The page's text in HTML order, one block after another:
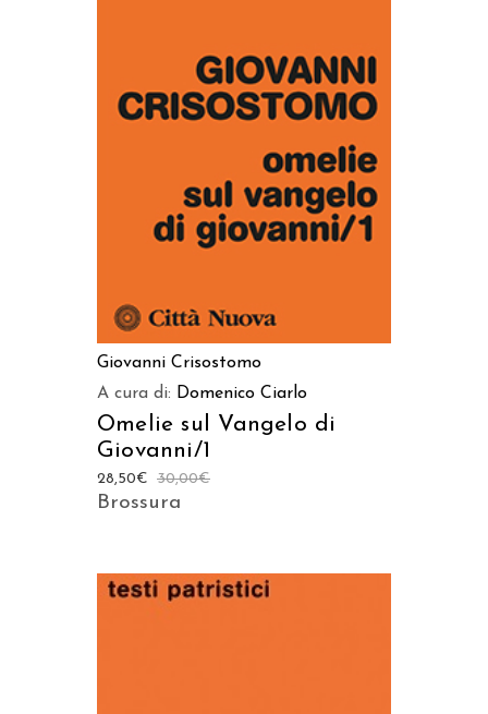
AGGIUNGI AL CARRELLO
Giovanni Crisostomo
A cura di: Domenico Ciarlo
Omelie sul Vangelo di
Giovanni/1
30,00€
28,50€
Brossura